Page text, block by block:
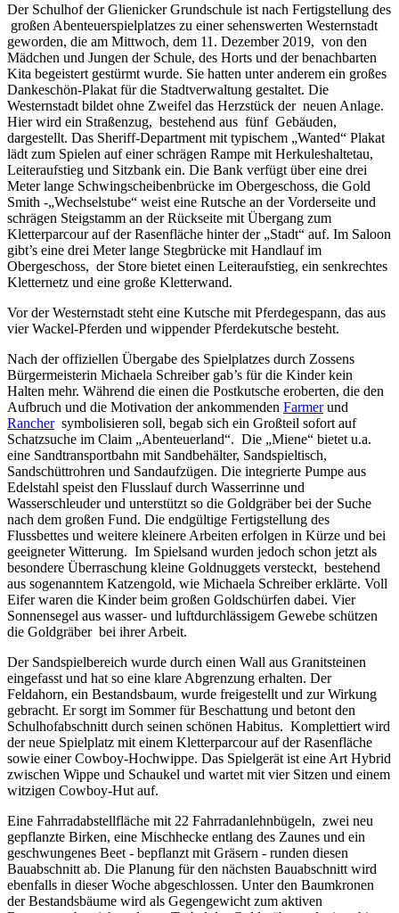
Der Schulhof der Glienicker Grundschule ist nach Fertigstellung des
großen Abenteuerspielplatzes zu einer sehenswerten Westernstadt
geworden, die am Mittwoch, dem 11. Dezember 2019, von den
Mädchen und Jungen der Schule, des Horts und der benachbarten
Kita begeistert gestürmt wurde. Sie hatten unter anderem ein großes
Dankeschön-Plakat für die Stadtverwaltung gestaltet. Die
Westernstadt bildet ohne Zweifel das Herzstück der neuen Anlage.
Hier wird ein Straßenzug, bestehend aus fünf Gebäuden,
dargestellt. Das Sheriff-Department mit typischem „Wanted“ Plakat
lädt zum Spielen auf einer schrägen Rampe mit Herkuleshaltetau,
Leiteraufstieg und Sitzbank ein. Die Bank verfügt über eine drei
Meter lange Schwingscheibenbrücke im Obergeschoss, die Gold
Smith -„Wechselstube“ weist eine Rutsche an der Vorderseite und
schrägen Steigstamm an der Rückseite mit Übergang zum
Kletterparcour auf der Rasenfläche hinter der „Stadt“ auf. Im Saloon
gibt’s eine drei Meter lange Stegbrücke mit Handlauf im
Obergeschoss, der Store bietet einen Leiteraufstieg, ein senkrechtes
Kletternetz und eine große Kletterwand.
Vor der Westernstadt steht eine Kutsche mit Pferdegespann, das aus
vier Wackel-Pferden und wippender Pferdekutsche besteht.
Nach der offiziellen Übergabe des Spielplatzes durch Zossens
Bürgermeisterin Michaela Schreiber gab’s für die Kinder kein
Halten mehr. Während die einen die Postkutsche eroberten, die den
Aufbruch und die Motivation der ankommenden Farmerund
Ranchersymbolisieren soll, begab sich ein Großteil sofort auf
Schatzsuche im Claim „Abenteuerland“. Die „Miene“ bietet u.a.
eine Sandtransportbahn mit Sandbehälter, Sandspieltisch,
Sandschüttrohren und Sandaufzügen. Die integrierte Pumpe aus
Edelstahl speist den Flusslauf durch Wasserrinne und
Wasserschleuder und unterstützt so die Goldgräber bei der Suche
nach dem großen Fund. Die endgültige Fertigstellung des
Flussbettes und weitere kleinere Arbeiten erfolgen in Kürze und bei
geeigneter Witterung. Im Spielsand wurden jedoch schon jetzt als
besondere Überraschung kleine Goldnuggets versteckt, bestehend
aus sogenanntem Katzengold, wie Michaela Schreiber erklärte. Voll
Eifer waren die Kinder beim großen Goldschürfen dabei. Vier
Sonnensegel aus wasser- und luftdurchlässigem Gewebe schützen
die Goldgräber bei ihrer Arbeit.
Der Sandspielbereich wurde durch einen Wall aus Granitsteinen
eingefasst und hat so eine klare Abgrenzung erhalten. Der
Feldahorn, ein Bestandsbaum, wurde freigestellt und zur Wirkung
gebracht. Er sorgt im Sommer für Beschattung und betont den
Schulhofabschnitt durch seinen schönen Habitus. Komplettiert wird
der neue Spielplatz mit einem Kletterparcour auf der Rasenfläche
sowie einer Cowboy-Hochwippe. Das Spielgerät ist eine Art Hybrid
zwischen Wippe und Schaukel und wartet mit vier Sitzen und einem
witzigen Cowboy-Hut auf.
Eine Fahrradabstellfläche mit 22 Fahrradanlehnbügeln, zwei neu
gepflanzte Birken, eine Mischhecke entlang des Zaunes und ein
geschwungenes Beet - bepflanzt mit Gräsern - runden diesen
Bauabschnitt ab. Die Planung für den nächsten Bauabschnitt wird
ebenfalls in dieser Woche abgeschlossen. Unter den Baumkronen
der Bestandsbäume wird als Gegengewicht zum aktiven